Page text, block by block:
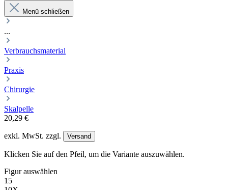
Menü schließen
...
Verbrauchsmaterial
Praxis
Chirurgie
Skalpelle
20,29 €
exkl. MwSt. zzgl. Versand
Klicken Sie auf den Pfeil, um die Variante auszuwählen.
Figurauswählen
15